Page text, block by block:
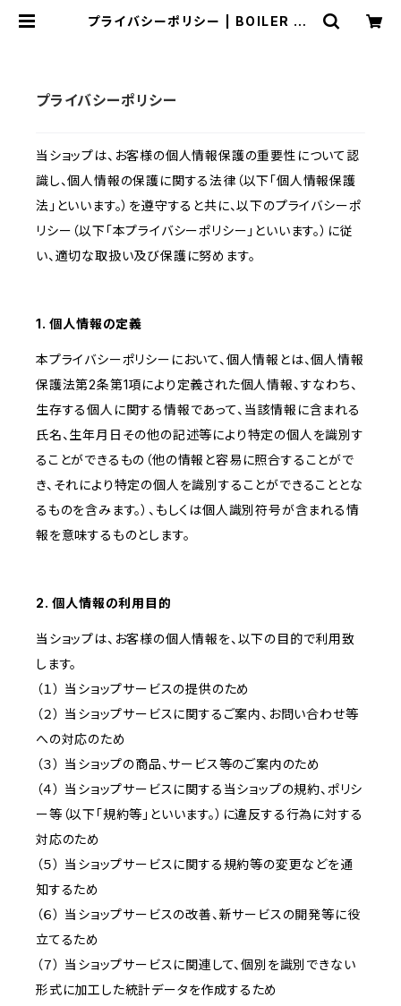
プライバシーポリシー | BOILER RE
プライバシーポリシー
当ショップは、お客様の個人情報保護の重要性について認
識し、個人情報の保護に関する法律（以下「個人情報保護
法」といいます。）を遵守すると共に、以下のプライバシーポ
リシー（以下「本プライバシーポリシー」といいます。）に従
い、適切な取扱い及び保護に努めます。
1. 個人情報の定義
本プライバシーポリシーにおいて、個人情報とは、個人情報
保護法第2条第1項により定義された個人情報、すなわち、
生存する個人に関する情報であって、当該情報に含まれる
氏名、生年月日その他の記述等により特定の個人を識別す
ることができるもの（他の情報と容易に照合することがで
き、それにより特定の個人を識別することができることとな
るものを含みます。）、もしくは個人識別符号が含まれる情
報を意味するものとします。
2. 個人情報の利用目的
当ショップは、お客様の個人情報を、以下の目的で利用致
します。
（１） 当ショップサービスの提供のため
（２） 当ショップサービスに関するご案内、お問い合わせ等
への対応のため
（３） 当ショップの商品、サービス等のご案内のため
（４） 当ショップサービスに関する当ショップの規約、ポリシ
ー等（以下「規約等」といいます。）に違反する行為に対する
対応のため
（５） 当ショップサービスに関する規約等の変更などを通
知するため
（６） 当ショップサービスの改善、新サービスの開発等に役
立てるため
（７） 当ショップサービスに関連して、個別を識別できない
形式に加工した統計データを作成するため